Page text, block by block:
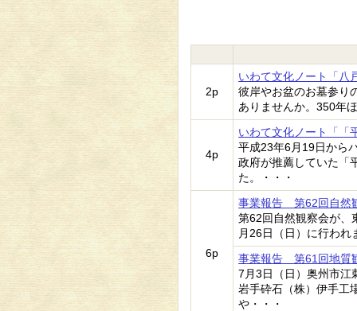
2p
いわて文化ノート「八
彼岸やお盆のお墓参り
ありませんか。350年
4p
いわて文化ノート「「
平成23年6月19日から
政府が推薦していた「
た。・・・
6p
事業報告 第62回自然
第62回自然観察会が、
月26日（日）に行われ
事業報告 第61回地質
7月3日（日）奥州市江
岩手砕石（株）伊手工
や・・・